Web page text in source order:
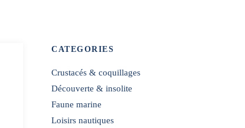
CATEGORIES
Crustacés & coquillages
Découverte & insolite
Faune marine
Loisirs nautiques